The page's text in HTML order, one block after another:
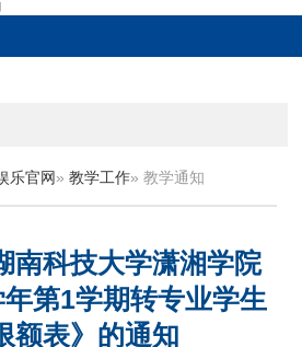
乐官网»教学工作» 教学通知
南科技大学潇湘学院
第1学期转专业学生
额表》的通知